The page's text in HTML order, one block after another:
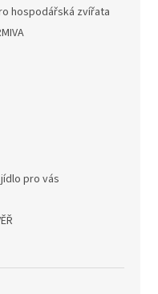
hospodářská zvířata
jídlo pro vás